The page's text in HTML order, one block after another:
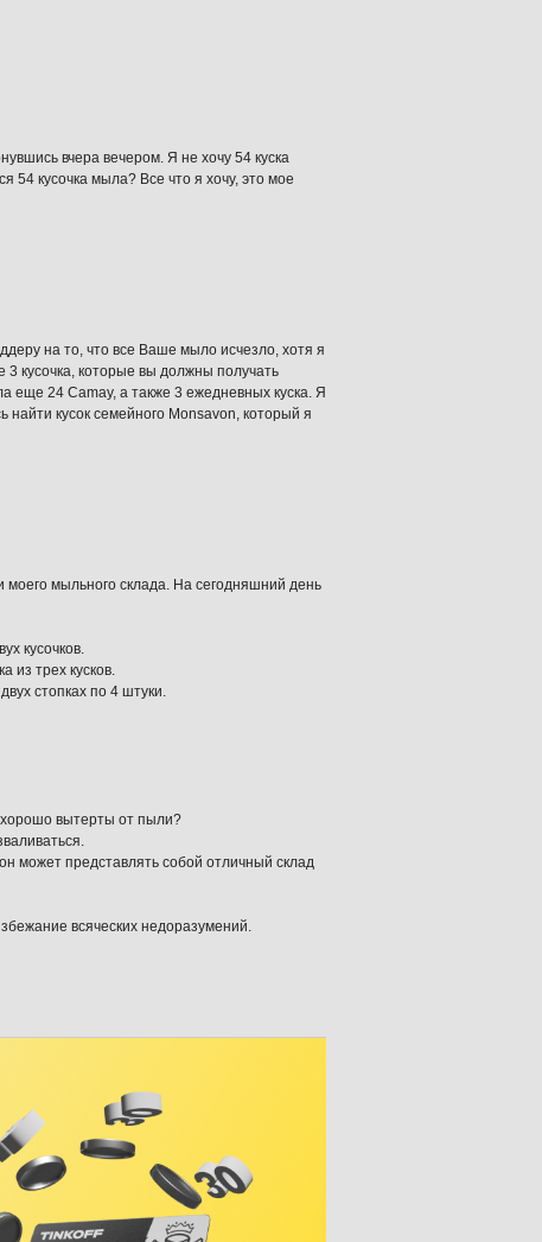
вчера вечером. Я не хочу 54 куска
54 кусочка мыла? Все что я хочу, это мое
на то, что все Ваше мыло исчезло, хотя я
кусочка, которые вы должны получать
еще 24 Camay, а также 3 ежедневных куска. Я
кусок семейного Monsavon, который я
мыльного склада. На сегодняшний день
кусочков.
из трех кусков.
стопках по 4 штуки.
хорошо вытерты от пыли?
может представлять собой отличный склад
всяческих недоразумений.